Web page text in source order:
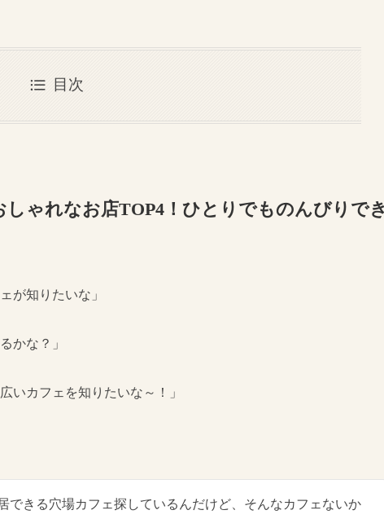
目次
ゃれなお店TOP4！ひとりでものんびりで
が知りたいな」
かな？」
いカフェを知りたいな～！」
できる穴場カフェ探しているんだけど、そんなカフェないか